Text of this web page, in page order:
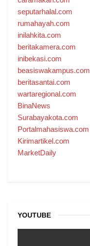
seputarhalal.com
rumahayah.com
inilahkita.com
beritakamera.com
inibekasi.com
beasiswakampus.com
beritasantai.com
wartaregional.com
BinaNews
Surabayakota.com
Portalmahasiswa.com
Kirimartikel.com
MarketDaily
YOUTUBE